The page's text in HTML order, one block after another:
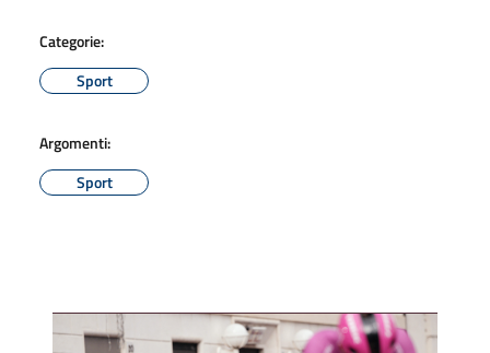
Categorie:
Sport
Argomenti:
Sport